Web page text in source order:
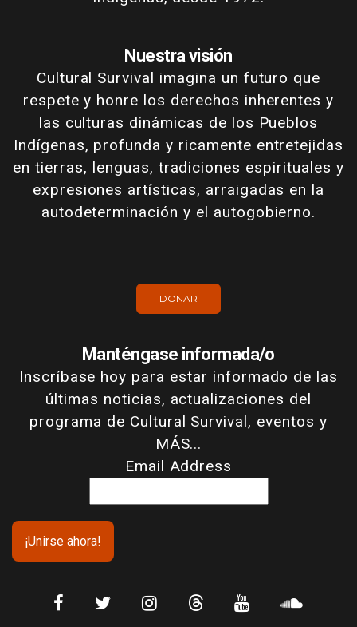
Nuestra visión
Cultural Survival imagina un futuro que
respete y honre los derechos inherentes y
las culturas dinámicas de los Pueblos
Indígenas, profunda y ricamente entretejidas
en tierras, lenguas, tradiciones espirituales y
expresiones artísticas, arraigadas en la
autodeterminación y el autogobierno.
DONAR
Manténgase informada/o
Inscríbase hoy para estar informado de las
últimas noticias, actualizaciones del
programa de Cultural Survival, eventos y
MÁS...
Email Address